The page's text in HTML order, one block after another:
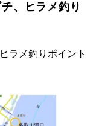
、ヒラメ釣り
ラメ釣りポイント